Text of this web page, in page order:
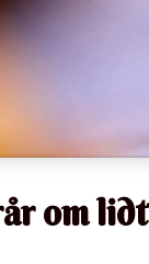
om lidt